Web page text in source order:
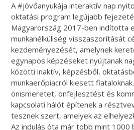
A #jövőanyukája interaktív nap
oktatási program legújabb
Magyarország 2017-ben indította
munkanélküliség visszaszorítását
kezdeményezését, amelynek
egynapos képzéseket nyújtanak
közötti inaktív, képzésből,
munkaerőpiacról kiesett
önismeretet, önfejlesztést és
kapcsolati hálót építenek a
tesznek szert, amelyek az
Az indulás óta már több mint 1000